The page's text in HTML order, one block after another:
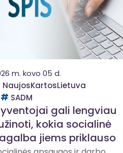
m. kovo 05 d.
NaujosKartosLietuva
SADM
gali lengviau
kokia socialinė
jiems priklauso